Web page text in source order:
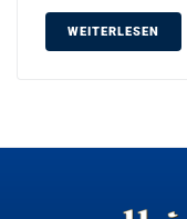
WEITERLESEN